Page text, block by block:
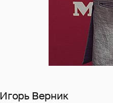
Игорь Верник